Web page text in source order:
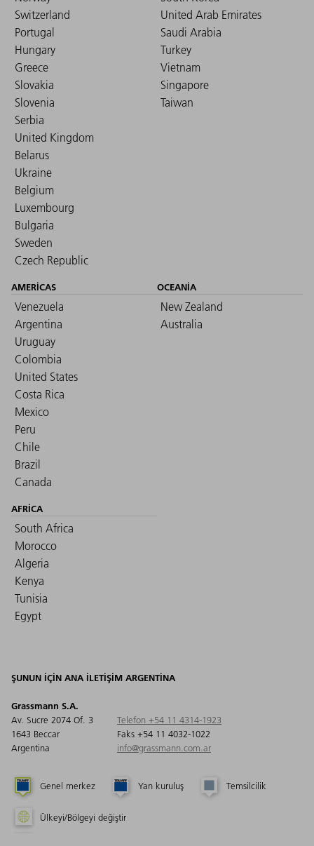
Switzerland
Portugal
Hungary
Greece
Slovakia
Slovenia
Serbia
United Kingdom
Belarus
Ukraine
Belgium
Luxembourg
Bulgaria
Sweden
Czech Republic
United Arab Emirates
Saudi Arabia
Turkey
Vietnam
Singapore
Taiwan
AMERICAS
Venezuela
Argentina
Uruguay
Colombia
United States
Costa Rica
Mexico
Peru
Chile
Brazil
Canada
OCEANIA
New Zealand
Australia
AFRICA
South Africa
Morocco
Algeria
Kenya
Tunisia
Egypt
ŞUNUN IÇIN ANA ILETIŞIM ARGENTINA
Grassmann S.A.
Av. Sucre 2074 Of. 3
1643 Beccar
Argentina
Telefon +54 11 4314-1923
Faks +54 11 4032-1022
info@grassmann.com.ar
Genel merkez Yan kuruluş Temsilcilik
Ülkeyi/Bölgeyi değiştir